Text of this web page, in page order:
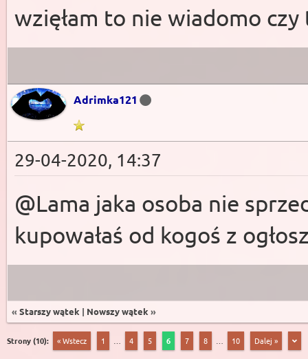
wzięłam to nie wiadomo
Adrimka121
29-04-2020, 14:37
@Lama jaka osoba nie
kupowałaś od kogoś z
« Starszy wątek | Nowszy wątek »
Strony (10): « Wstecz 1 4 5 6 7 8 10 Dalej »